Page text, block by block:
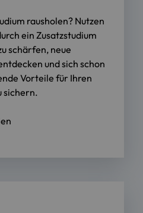
rausholen? Nutzen
ein Zusatzstudium
schärfen, neue
und sich schon
Vorteile für Ihren
sichern.